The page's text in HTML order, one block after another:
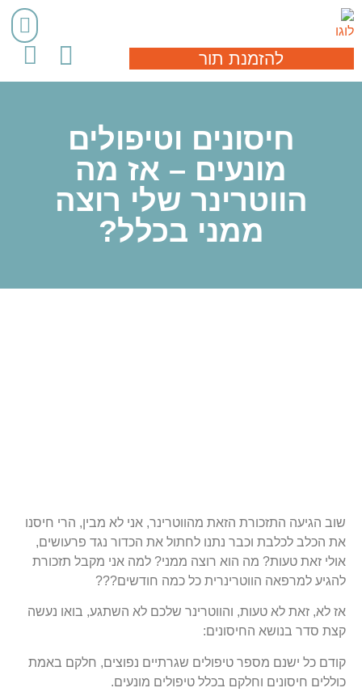
להזמנת תור
חיסונים וטיפולים
מונעים – אז מה
הווטרינר שלי רוצה
ממני בכלל?
שוב הגיעה התזכורת הזאת מהווטרינר, אני לא מבין, הרי חיסנו
את הכלב לכלבת וכבר נתנו לחתול את הכדור נגד פרעושים,
אולי זאת טעות? מה הוא רוצה ממני? למה אני מקבל תזכורת
להגיע למרפאה הווטרינרית כל כמה חודשים???
אז לא, זאת לא טעות, והווטרינר שלכם לא השתגע, בואו נעשה
קצת סדר בנושא החיסונים:
קודם כל ישנם מספר טיפולים שגרתיים נפוצים, חלקם באמת
כוללים חיסונים וחלקם בכלל טיפולים מונעים.